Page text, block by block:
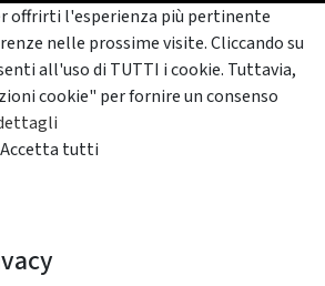
offrirti l'esperienza più pertinente
nelle prossime visite. Cliccando su
all'uso di TUTTI i cookie. Tuttavia,
cookie" per fornire un consenso
Accetta tutti